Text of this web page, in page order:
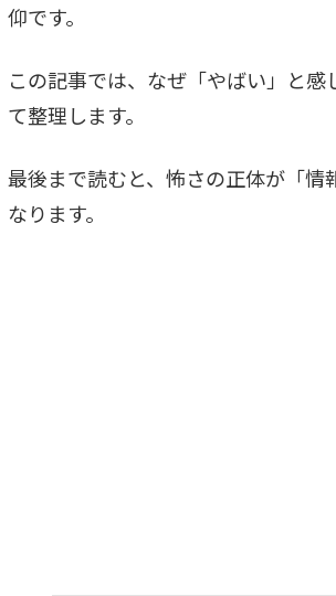
仰です。
この記事では、なぜ「やばい」と
て整理します。
最後まで読むと、怖さの正体が「
なります。